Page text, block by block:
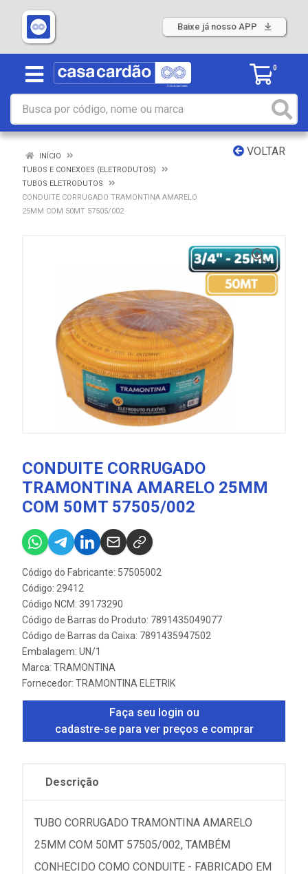
Baixe já nosso APP
0
VOLTAR
INÍCIO
TUBOS E CONEXOES (ELETRODUTOS)
TUBOS ELETRODUTOS
CONDUITE CORRUGADO TRAMONTINA AMARELO
25MM COM 50MT 57505/002
CONDUITE CORRUGADO
TRAMONTINA AMARELO 25MM
COM 50MT 57505/002
Código do Fabricante: 57505002
Código: 29412
Código NCM: 39173290
Código de Barras do Produto: 7891435049077
Código de Barras da Caixa: 7891435947502
Embalagem: UN/1
Marca: TRAMONTINA
Fornecedor: TRAMONTINA ELETRIK
Faça seu login ou
cadastre-se para ver preços e comprar
Descrição
TUBO CORRUGADO TRAMONTINA AMARELO
25MM COM 50MT 57505/002, TAMBÉM
CONHECIDO COMO CONDUITE - FABRICADO EM